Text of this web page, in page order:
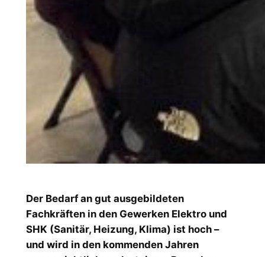
Der Bedarf an gut ausgebildeten
Fachkräften in den Gewerken Elektro und
SHK (Sanitär, Heizung, Klima) ist hoch –
und wird in den kommenden Jahren